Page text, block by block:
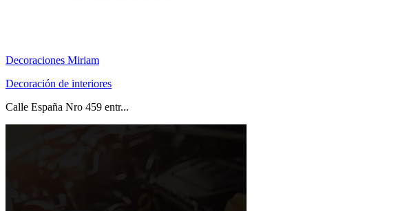
Decoraciones Miriam
Decoración de interiores
Calle España Nro 459 entr...